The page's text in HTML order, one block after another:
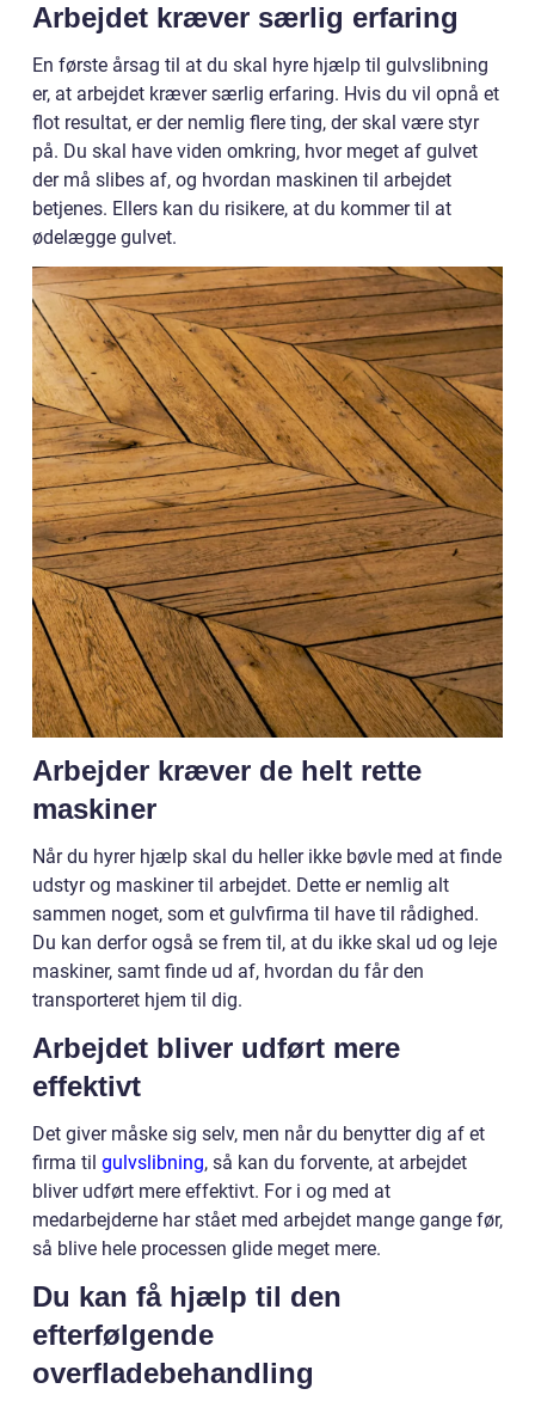
Arbejdet kræver særlig erfaring
En første årsag til at du skal hyre hjælp til gulvslibning
er, at arbejdet kræver særlig erfaring. Hvis du vil opnå et
flot resultat, er der nemlig flere ting, der skal være styr
på. Du skal have viden omkring, hvor meget af gulvet
der må slibes af, og hvordan maskinen til arbejdet
betjenes. Ellers kan du risikere, at du kommer til at
ødelægge gulvet.
Arbejder kræver de helt rette
maskiner
Når du hyrer hjælp skal du heller ikke bøvle med at finde
udstyr og maskiner til arbejdet. Dette er nemlig alt
sammen noget, som et gulvfirma til have til rådighed.
Du kan derfor også se frem til, at du ikke skal ud og leje
maskiner, samt finde ud af, hvordan du får den
transporteret hjem til dig.
Arbejdet bliver udført mere
effektivt
Det giver måske sig selv, men når du benytter dig af et
firma til gulvslibning, så kan du forvente, at arbejdet
bliver udført mere effektivt. For i og med at
medarbejderne har stået med arbejdet mange gange før,
så blive hele processen glide meget mere.
Du kan få hjælp til den
efterfølgende
overfladebehandling